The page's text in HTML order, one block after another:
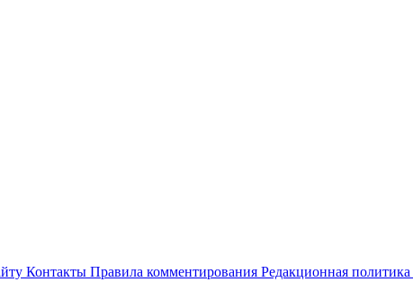
Контакты Правила комментирования Редакционная политика